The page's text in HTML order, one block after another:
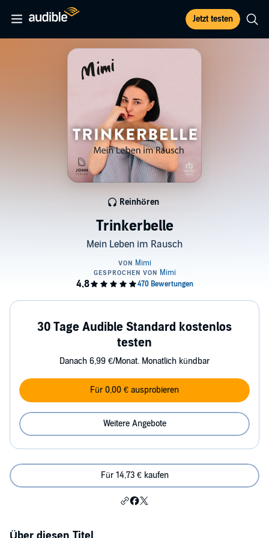
Jetzt testen
Trinkerbelle
Mein Leben im Rausch
Reinhören
30 Tage Audible Standard kostenlos
testen
Danach 6,99 €/Monat. Monatlich kündbar
Für 0,00 € ausprobieren
Weitere Angebote
Für 14,73 € kaufen